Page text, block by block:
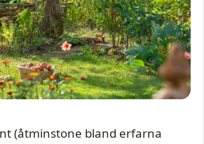
(åtminstone bland erfarna